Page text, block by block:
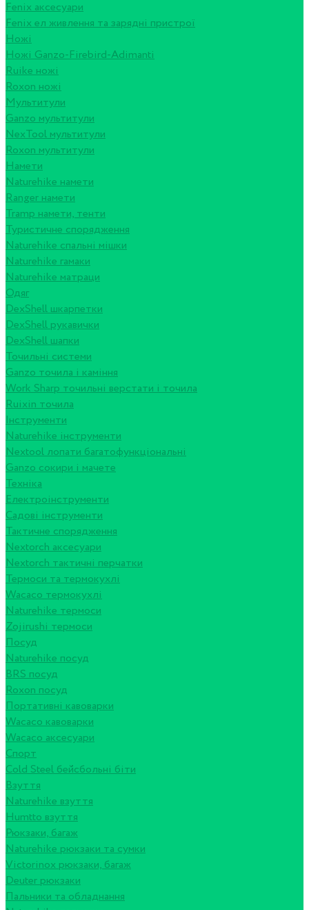
Fenix аксесуари
Fenix ел живлення та зарядні пристрої
Ножі
Ножі Ganzo-Firebird-Adimanti
Ruike ножі
Roxon ножi
Мультитули
Ganzo мультитули
NexTool мультитули
Roxon мультитули
Намети
Naturehike намети
Ranger намети
Tramp намети, тенти
Туристичне спорядження
Naturehike спальні мішки
Naturehike гамаки
Naturehike матраци
Одяг
DexShell шкарпетки
DexShell рукавички
DexShell шапки
Точильні системи
Ganzo точила і каміння
Work Sharp точильні верстати і точила
Ruixin точила
Інструменти
Naturehike інструменти
Nextool лопати багатофункціональні
Ganzo сокири і мачете
Техніка
Електроінструменти
Садові інструменти
Тактичне спорядження
Nextorch аксесуари
Nextorch тактичні перчатки
Термоси та термокухлі
Wacaco термокухлі
Naturehike термоси
Zojirushi термоси
Посуд
Naturehike посуд
BRS посуд
Roxon посуд
Портативні кавоварки
Wacaco кавоварки
Wacaco аксесуари
Спорт
Cold Steel бейсбольні біти
Взуття
Naturehike взуття
Humtto взуття
Рюкзаки, багаж
Naturehike рюкзаки та сумки
Victorinox рюкзаки, багаж
Deuter рюкзаки
Пальники та обладнання